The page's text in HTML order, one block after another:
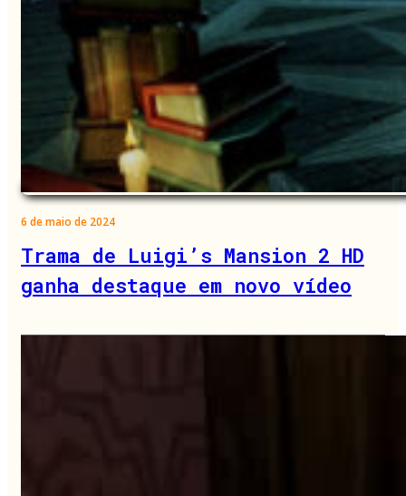
6 de maio de 2024
Trama de Luigi’s Mansion 2 HD
ganha destaque em novo vídeo